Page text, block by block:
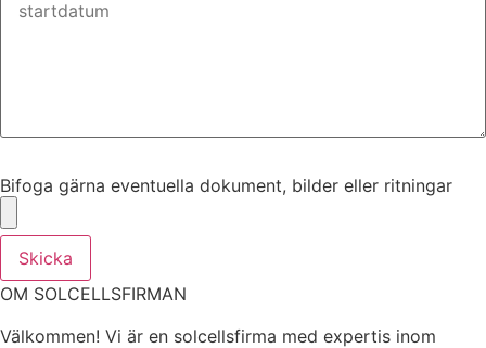
Bifoga gärna eventuella dokument, bilder eller ritningar
Skicka
OM SOLCELLSFIRMAN
Välkommen! Vi är en solcellsfirma med expertis inom